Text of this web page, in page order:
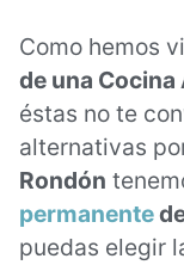
Como hemos
de una
éstas no te
alternativas
Rondón
permanente
puedas elegir